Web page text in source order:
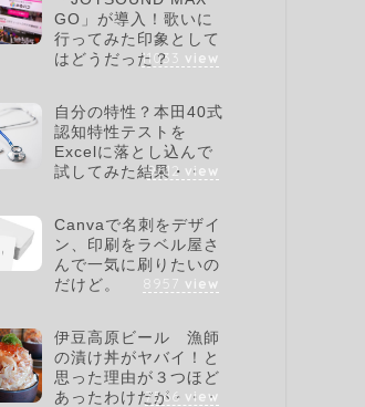
GO」が導入！歌いに
行ってみた印象として
はどうだった？
11033 view
自分の特性？本田40式
認知特性テストを
Excelに落とし込んで
試してみた結果・・
9612 view
Canvaで名刺をデザイ
ン、印刷をラベル屋さ
んで一気に刷りたいの
だけど。
8957 view
伊豆高原ビール 漁師
の漬け丼がヤバイ！と
思った理由が３つほど
あったわけだが・・・
7566 view